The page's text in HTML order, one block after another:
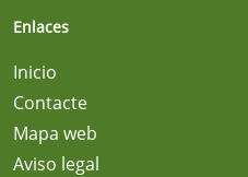
Enlaces
Inicio
Contacte
Mapa web
Aviso legal